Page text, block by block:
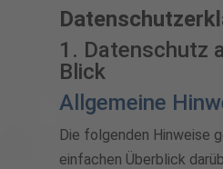
1. Datenschutz
Blick
Allgemeine
Die folgenden Hinweise
einfachen Überblick